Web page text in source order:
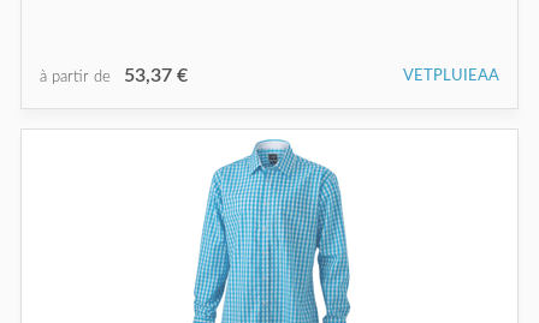
à partir de 53,37 € VETPLUIEAA